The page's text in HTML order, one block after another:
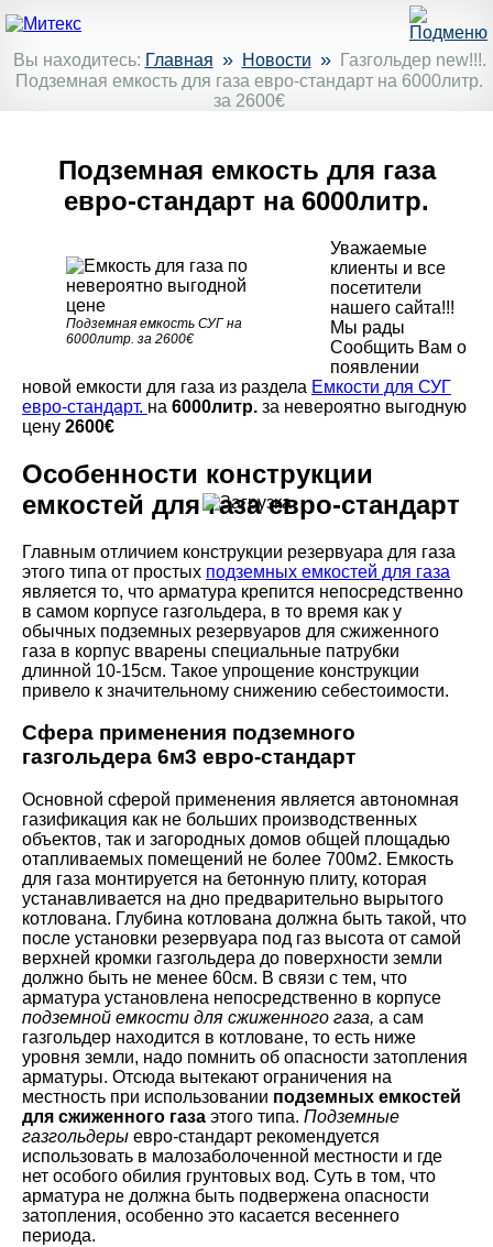
Вы находитесь: Главная » Новости »
Газгольдер new!!!.
Подземная емкость для газа евро-стандарт на 6000литр.
за 2600€
Подземная емкость для газа
евро-стандарт на 6000литр.
Подземная емкость СУГ на
6000литр. за 2600€
Уважаемые
клиенты и все
посетители
нашего сайта!!!
Мы рады
Сообщить Вам о
появлении
новой емкости для газа из раздела Емкости для СУГ
евро-стандарт. на 6000литр. за невероятно выгодную
цену 2600€
Особенности конструкции
емкостей для газа евро-стандарт
Главным отличием конструкции резервуара для газа
этого типа от простых подземных емкостей для газа
является то, что арматура крепится непосредственно
в самом корпусе газгольдера, в то время как у
обычных подземных резервуаров для сжиженного
газа в корпус вварены специальные патрубки
длинной 10-15см. Такое упрощение конструкции
привело к значительному снижению себестоимости.
Сфера применения подземного
газгольдера 6м3 евро-стандарт
Основной сферой применения является автономная
газификация как не больших производственных
объектов, так и загородных домов общей площадью
отапливаемых помещений не более 700м2. Емкость
для газа монтируется на бетонную плиту, которая
устанавливается на дно предварительно вырытого
котлована. Глубина котлована должна быть такой, что
после установки резервуара под газ высота от самой
верхней кромки газгольдера до поверхности земли
должно быть не менее 60см. В связи с тем, что
арматура установлена непосредственно в корпусе
подземной емкости для сжиженного газа, а сам
газгольдер находится в котловане, то есть ниже
уровня земли, надо помнить об опасности затопления
арматуры. Отсюда вытекают ограничения на
местность при использовании подземных емкостей
для сжиженного газа этого типа. Подземные
газгольдеры евро-стандарт рекомендуется
использовать в малозаболоченной местности и где
нет особого обилия грунтовых вод. Суть в том, что
арматура не должна быть подвержена опасности
затопления, особенно это касается весеннего
периода.